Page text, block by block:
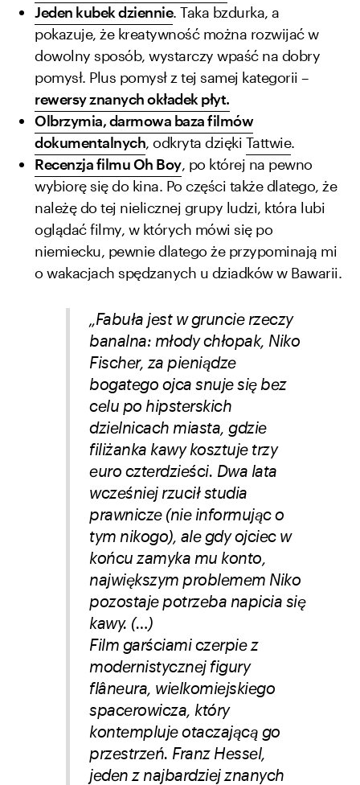
Jeden kubek dziennie. Taka bzdurka, a
pokazuje, że kreatywność można rozwijać w
dowolny sposób, wystarczy wpaść na dobry
pomysł. Plus pomysł z tej samej kategorii –
rewersy znanych okładek płyt.
Olbrzymia, darmowa baza filmów
dokumentalnych, odkryta dzięki Tattwie.
Recenzja filmu Oh Boy, po której na pewno
wybiorę się do kina. Po części także dlatego, że
należę do tej nielicznej grupy ludzi, która lubi
oglądać filmy, w których mówi się po
niemiecku, pewnie dlatego że przypominają mi
o wakacjach spędzanych u dziadków w Bawarii.
„Fabuła jest w gruncie rzeczy
banalna: młody chłopak, Niko
Fischer, za pieniądze
bogatego ojca snuje się bez
celu po hipsterskich
dzielnicach miasta, gdzie
filiżanka kawy kosztuje trzy
euro czterdzieści. Dwa lata
wcześniej rzucił studia
prawnicze (nie informując o
tym nikogo), ale gdy ojciec w
końcu zamyka mu konto,
największym problemem Niko
pozostaje potrzeba napicia się
kawy. (…)
Film garściami czerpie z
modernistycznej figury
flâneura, wielkomiejskiego
spacerowicza, który
kontempluje otaczającą go
przestrzeń. Franz Hessel,
jeden z najbardziej znanych